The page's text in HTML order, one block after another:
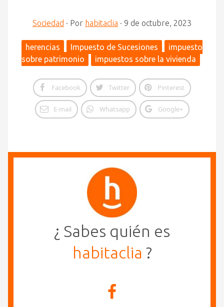
Sociedad · Por habitaclia · 9 de octubre, 2023
herencias Impuesto de Sucesiones
impuesto
sobre patrimonio
impuestos sobre la vivienda
Facebook Twitter Pinterest
E-mail Whatsapp Google+
¿ Sabes quién es
habitaclia ?